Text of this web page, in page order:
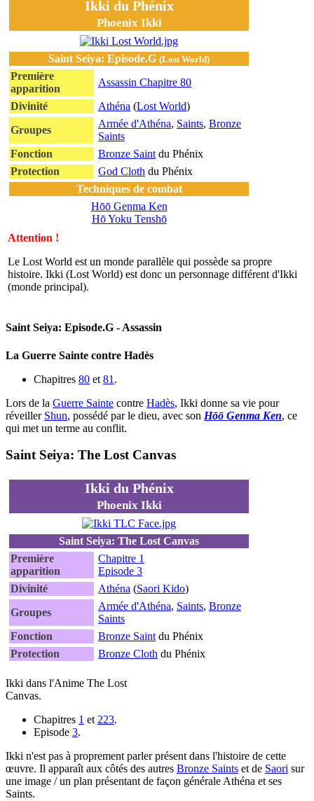
Ikki du Phénix
Phoenix Ikki
Saint Seiya: Episode.G (Lost World)
Première
apparition
Assassin Chapitre 80
Divinité
Athéna (Lost World)
Groupes
Armée d'Athéna, Saints, Bronze
Saints
Fonction
Bronze Saint du Phénix
Protection
God Cloth du Phénix
Techniques de combat
Hōō Genma Ken
Hō Yoku Tenshō
Attention !
Le Lost World est un monde parallèle qui possède sa propre
histoire. Ikki (Lost World) est donc un personnage différent d'Ikki
(monde principal).
Saint Seiya: Episode.G - Assassin
La Guerre Sainte contre Hadès
Chapitres 80 et 81 .
Lors de la Guerre Sainte contre Hadès, Ikki donne sa vie pour
réveiller Shun, possédé par le dieu, avec son Hōō Genma Ken, ce
qui met un terme au conflit.
Saint Seiya: The Lost Canvas
Ikki du Phénix
Phoenix Ikki
Saint Seiya: The Lost Canvas
Première
apparition
Chapitre 1
Episode 3
Divinité
Athéna (Saori Kido)
Groupes
Armée d'Athéna, Saints, Bronze
Saints
Fonction
Bronze Saint du Phénix
Protection
Bronze Cloth du Phénix
Ikki dans l'Anime The Lost
Canvas.
Chapitres 1 et 223.
Episode 3.
Ikki n'est pas à proprement parler présent dans l'histoire de cette
œuvre. Il apparaît aux côtés des autres Bronze Saints et de Saori sur
une image / un plan présentant de façon générale Athéna et ses
Saints.